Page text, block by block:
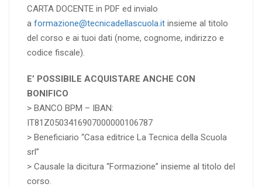
CARTA DOCENTE in PDF ed invialo
a formazione@tecnicadellascuola.it insieme al titolo
del corso e ai tuoi dati (nome, cognome, indirizzo e
codice fiscale).
E’ POSSIBILE ACQUISTARE ANCHE CON
BONIFICO
> BANCO BPM – IBAN:
IT81Z0503416907000000106787
> Beneficiario “Casa editrice La Tecnica della Scuola
srl”
> Causale la dicitura “Formazione” insieme al titolo del
corso.